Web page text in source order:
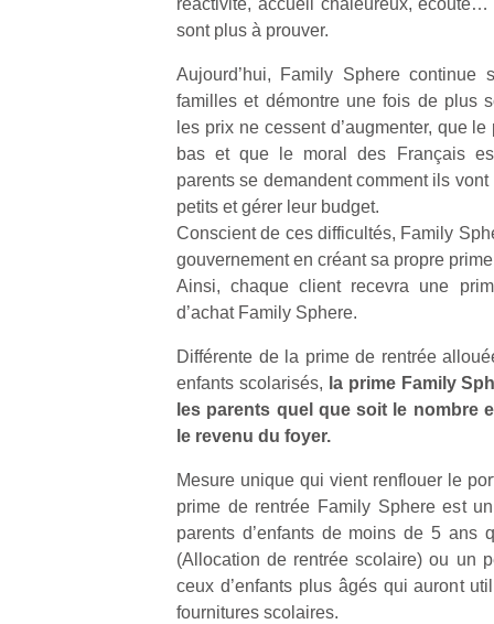
réactivité, accueil chaleureux,
sont plus à prouver.
Aujourd’hui, Family Sphere continue
familles et démontre une fois de plus
les prix ne cessent d’augmenter, que
bas et que le moral des Français
parents se demandent comment ils
petits et gérer leur budget.
Conscient de ces difficultés, Family
gouvernement en créant sa propre
Ainsi, chaque client recevra une
d’achat Family Sphere.
Différente de la prime de rentrée
enfants scolarisés, la prime Family
les parents quel que soit le nombre
le revenu du foyer.
Mesure unique qui vient renflouer le
prime de rentrée Family Sphere est
parents d’enfants de moins de 5 ans
(Allocation de rentrée scolaire) ou un
ceux d’enfants plus âgés qui auront
fournitures scolaires.